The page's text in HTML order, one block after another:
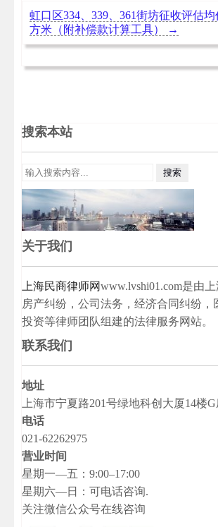
虹口区334、339、361街坊征收评估均
方米（附补偿款计算工具）
→
搜索本站
关于我们
上海民商律师网www.lvshi01.com是由
房产纠纷，公司法务，经济合同纠纷，
投资等律师团队组建的法律服务网站。
联系我们
地址
上海市宁夏路201号绿地科创大厦14楼G
电话
021-62262975
营业时间
星期一—五：9:00–17:00
星期六—日：可电话咨询.
关注微信公众号在线咨询